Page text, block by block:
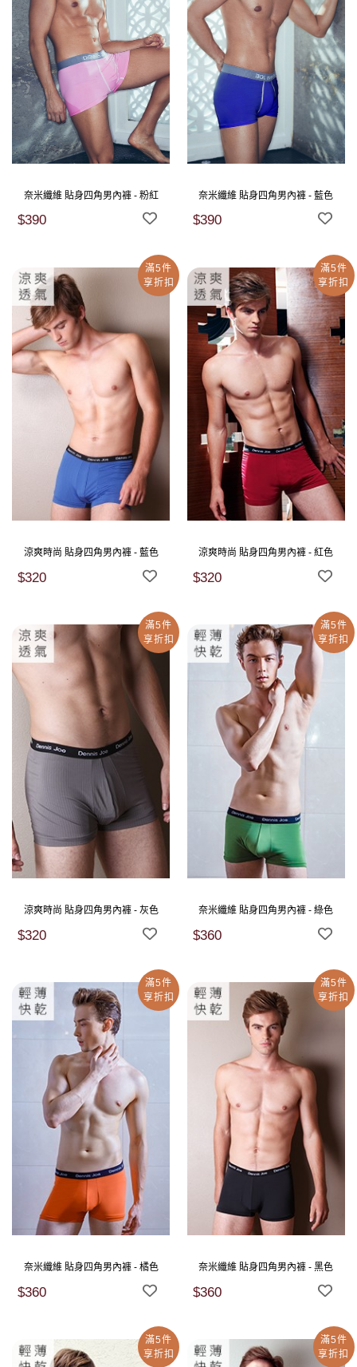
奈米纖維 貼身四角男內褲 - 粉紅
$390
奈米纖維 貼身四角男內褲 - 藍色
$390
滿5件
享折扣
涼爽時尚 貼身四角男內褲 - 藍色
$320
滿5件
享折扣
涼爽時尚 貼身四角男內褲 - 紅色
$320
滿5件
享折扣
涼爽時尚 貼身四角男內褲 - 灰色
$320
滿5件
享折扣
奈米纖維 貼身四角男內褲 - 綠色
$360
滿5件
享折扣
奈米纖維 貼身四角男內褲 - 橘色
$360
滿5件
享折扣
奈米纖維 貼身四角男內褲 - 黑色
$360
滿5件
享折扣
滿5件
享折扣